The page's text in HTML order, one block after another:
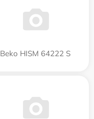
Beko HISM 64222 S